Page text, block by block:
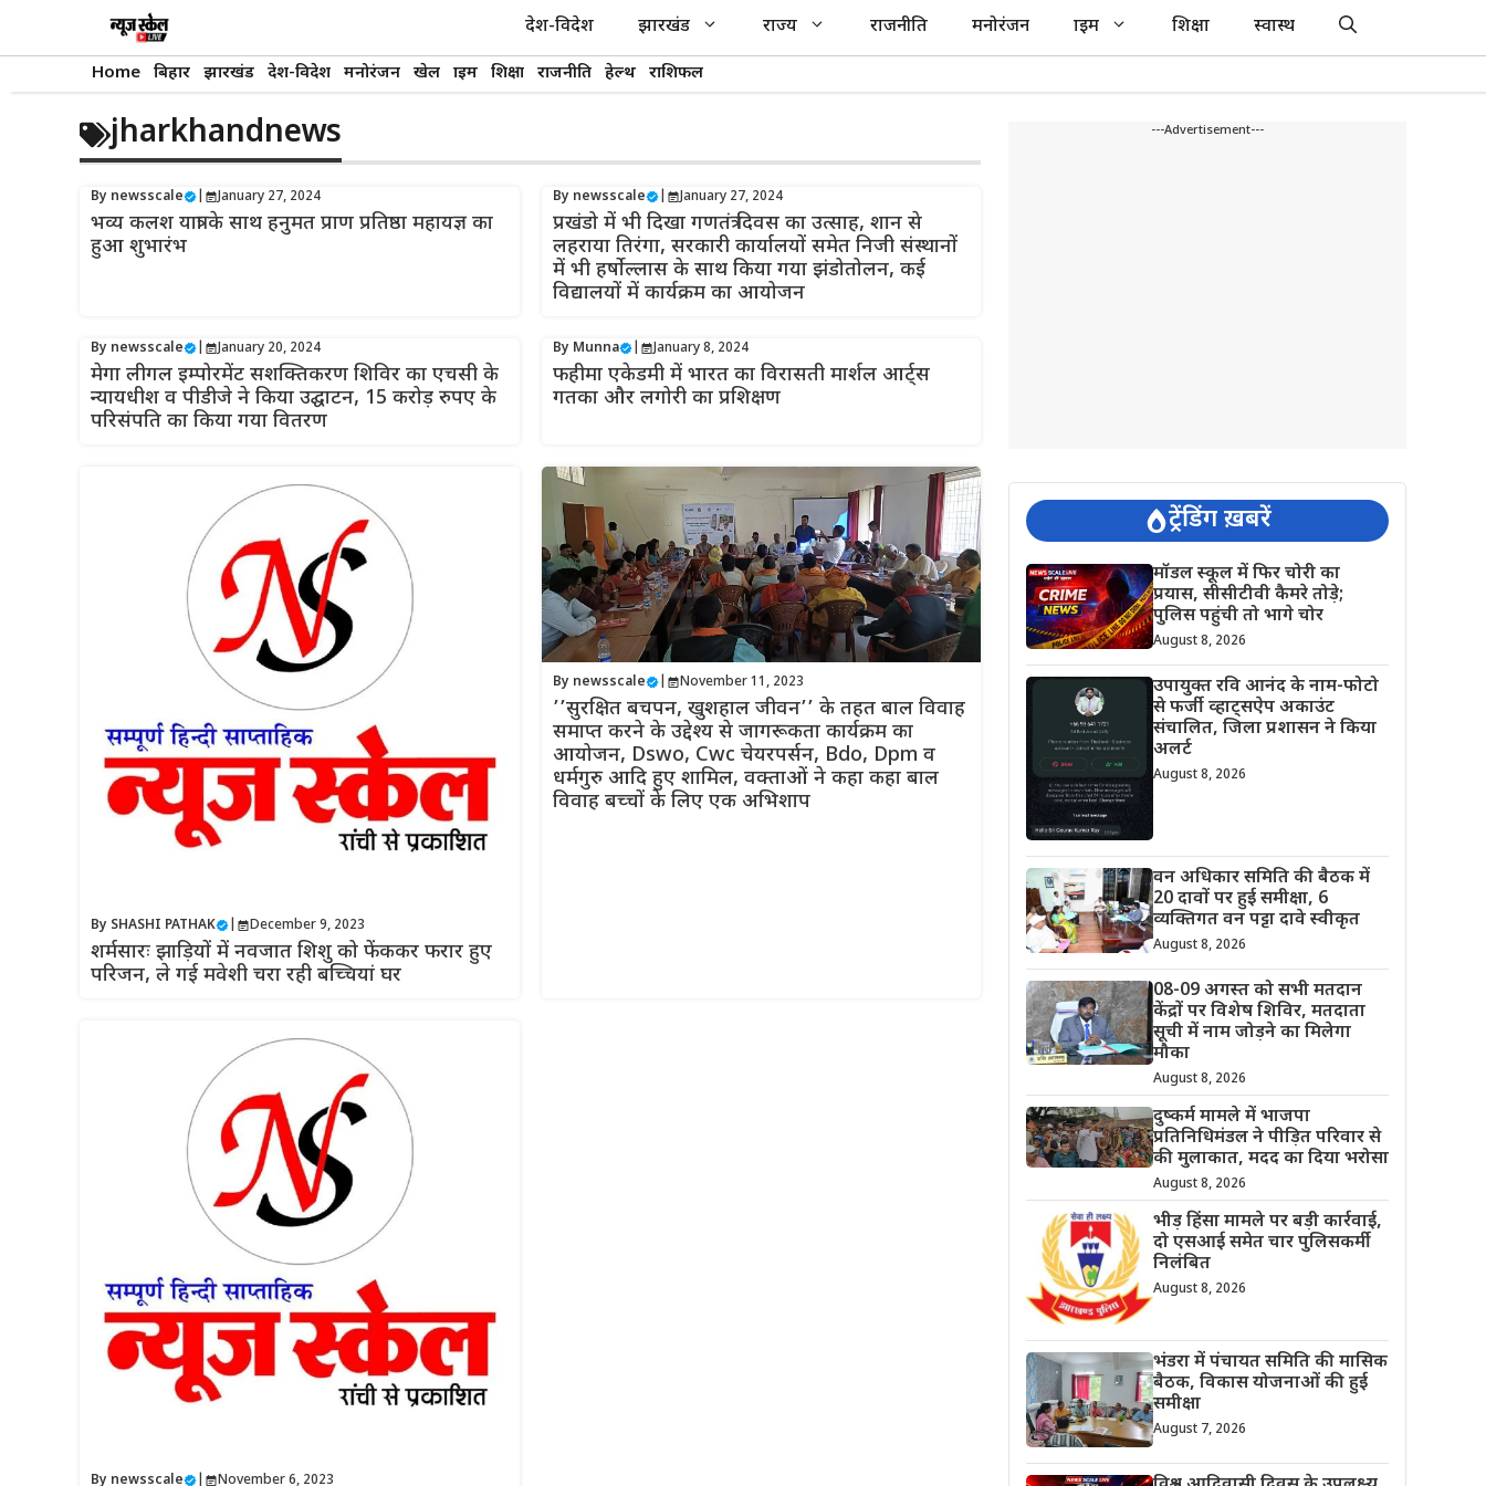
देश-विदेश झारखंड राज्य राजनीति मनोरंजन क्राइम शिक्षा स्वास्थ
Home बिहार झारखंड देश-विदेश मनोरंजन खेल क्राइम शिक्षा राजनीति हेल्थ राशिफल
jharkhandnews
By newsscale January 27, 2024
भव्य कलश यात्रा के साथ हनुमत प्राण प्रतिष्ठा महायज्ञ का
हुआ शुभारंभ
By newsscale | January 27, 2024
प्रखंडो में भी दिखा गणतंत्र दिवस का उत्साह, शान से
लहराया तिरंगा, सरकारी कार्यालयों समेत निजी संस्थानों
में भी हर्षाेल्लास के साथ किया गया झंडोतोलन, कई
विद्यालयों में कार्यक्रम का आयोजन
By newsscale January 20, 2024
मेगा लीगल इम्पोरमेंट सशक्तिकरण शिविर का एचसी के
न्यायधीश व पीडीजे ने किया उद्घाटन, 15 करोड़ रुपए के
परिसंपति का किया गया वितरण
By Munna | January 8, 2024
फहीमा एकेडमी में भारत का विरासती मार्शल आर्ट्स
गतका और लगोरी का प्रशिक्षण
By SHASHI PATHAK December 9, 2023
शर्मसारः झाड़ियों में नवजात शिशु को फेंककर फरार हुए
परिजन, ले गई मवेशी चरा रही बच्चियां घर
By newsscale | November 11, 2023
’’सुरक्षित बचपन, खुशहाल जीवन’’ के तहत बाल विवाह
समाप्त करने के उद्देश्य से जागरूकता कार्यक्रम का
आयोजन, Dswo, Cwc चेयरपर्सन, Bdo, Dpm व
धर्मगुरु आदि हुए शामिल, वक्ताओं ने कहा कहा बाल
विवाह बच्चों के लिए एक अभिशाप
By newsscale November 6, 2023
---Advertisement---
ट्रेंडिंग ख़बरें
मॉडल स्कूल में फिर चोरी का
प्रयास, सीसीटीवी कैमरे तोड़े;
पुलिस पहुंची तो भागे चोर
August 8, 2026
उपायुक्त रवि आनंद के नाम-फोटो
से फर्जी व्हाट्सऐप अकाउंट
संचालित, जिला प्रशासन ने किया
अलर्ट
August 8, 2026
वन अधिकार समिति की बैठक में
20 दावों पर हुई समीक्षा, 6
व्यक्तिगत वन पट्टा दावे स्वीकृत
August 8, 2026
08-09 अगस्त को सभी मतदान
केंद्रों पर विशेष शिविर, मतदाता
सूची में नाम जोड़ने का मिलेगा
मौका
August 8, 2026
दुष्कर्म मामले में भाजपा
प्रतिनिधिमंडल ने पीड़ित परिवार से
की मुलाकात, मदद का दिया भरोसा
August 8, 2026
भीड़ हिंसा मामले पर बड़ी कार्रवाई,
दो एसआई समेत चार पुलिसकर्मी
निलंबित
August 8, 2026
भंडरा में पंचायत समिति की मासिक
बैठक, विकास योजनाओं की हुई
समीक्षा
August 7, 2026